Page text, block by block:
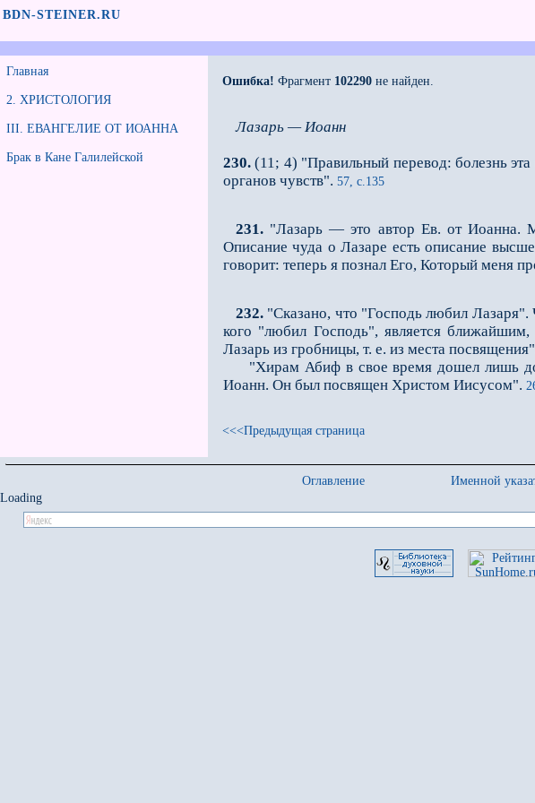
BDN-STEINER.RU
Главная
2. ХРИСТОЛОГИЯ
III. ЕВАНГЕЛИЕ ОТ ИОАННА
Брак в Кане Галилейской
Ошибка! Фрагмент 102290 не найден.
Лазарь — Иоанн
230. (11; 4) "Правильный перевод: болезнь
органов чувств". 57, с.135
231. "Лазарь — это автор Ев. от Иоанна.
Описание чуда о Лазаре есть описание
говорит: теперь я познал Его, Который меня
232. "Сказано, что "Господь любил Лазаря".
кого "любил Господь", является
Лазарь из гробницы, т. е. из места
"Хирам Абиф в свое время дошел лишь до
Иоанн. Он был посвящен Христом Иисусом".
<<<Предыдущая страница
Оглавление Именной
Loading